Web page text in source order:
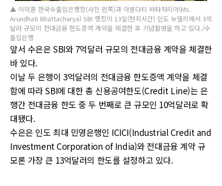
▲ 이덕훈 한국수출입은행장(사진 왼쪽)과 아룬다티 바타차리아(Ms.
Arundhati Bhattacharya) SBI 행장이 13일(현지시간) 인도 뉴델리에서 3억
달러 규모의 전대금융 한도증액 계약을 체결한 후 기념촬영을 하고 있다./수
출입은행
앞서 수은은 SBI와 7억달러 규모의 전대금융 계약을 체결한
바 있다.
이날 두 은행이 3억달러의 전대금융 한도증액 계약을 체결
함에 따라 SBI에 대한 총 신용공여한도(Credit Line)는 은
행간 전대금융 한도 중 두 번째로 큰 규모인 10억달러로 확
대됐다.
수은은 인도 최대 민영은행인 ICICI(Industrial Credit and
Investment Corporation of India)와 전대금융 계약 규
모론 가장 큰 13억달러의 한도를 설정하고 있다.